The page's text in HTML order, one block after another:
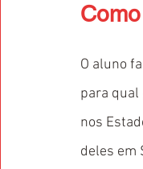
O aluno
para qual
nos
deles em